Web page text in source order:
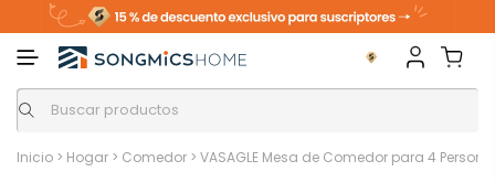
Inicio > Hogar > Comedor > VASAGLE Mesa de Comedor para 4